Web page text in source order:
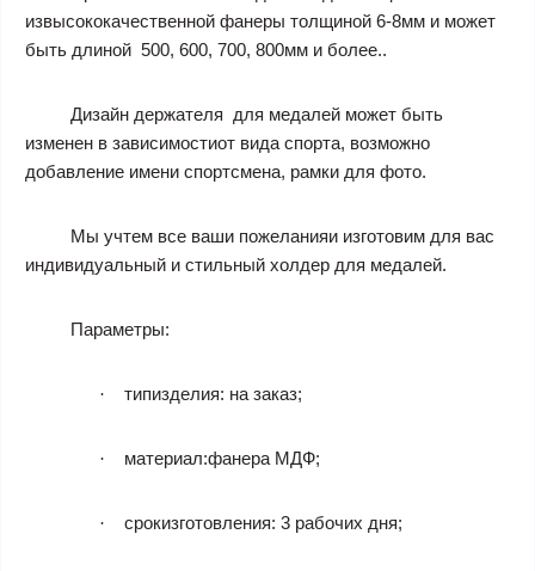
​​извысококачественной фанеры толщиной 6-8мм и может
быть длиной 500, 600, 700, 800мм и более..
Дизайн держателя для медалей может быть
изменен в зависимостиот вида спорта, возможно
добавление имени спортсмена, рамки для фото.
Мы учтем все ваши пожеланияи изготовим для вас
индивидуальный и стильный холдер для медалей.
Параметры:
· типизделия: на заказ;
· материал:фанера МДФ;
· срокизготовления: 3 рабочих дня;